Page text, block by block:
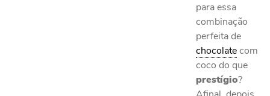
para essa
combinação
perfeita de
chocolatecom
coco do que
prestígio?